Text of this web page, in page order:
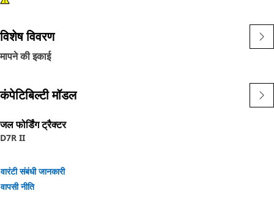
विशेष विवरण
मापने की इकाई
कंपेटिबिल्टी मॉडल
जल फोर्डिंग ट्रैक्टर
D7R II
वारंटी संबंधी जानकारी
वापसी नीति